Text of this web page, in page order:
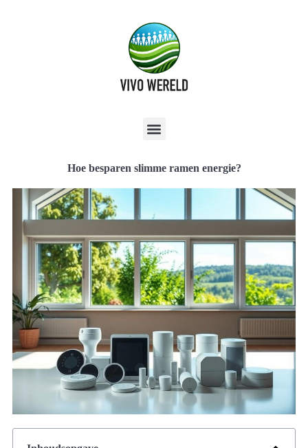
Hoe besparen slimme ramen energie?